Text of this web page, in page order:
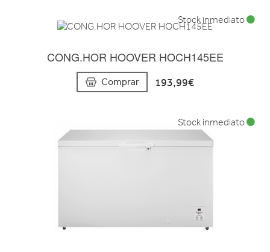
CONG.HOR HOOVER HOCH145EE
Comprar 193,99€
Stock inmediato
Stock inmediato